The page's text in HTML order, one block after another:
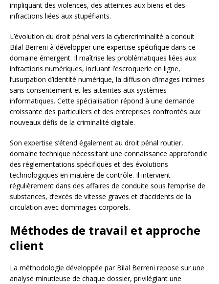
impliquant des violences, des atteintes aux biens et des
infractions liées aux stupéfiants.
L’évolution du droit pénal vers la cybercriminalité a conduit
Bilal Berreni à développer une expertise spécifique dans ce
domaine émergent. Il maîtrise les problématiques liées aux
infractions numériques, incluant l’escroquerie en ligne,
l’usurpation d’identité numérique, la diffusion d’images intimes
sans consentement et les atteintes aux systèmes
informatiques. Cette spécialisation répond à une demande
croissante des particuliers et des entreprises confrontés aux
nouveaux défis de la criminalité digitale.
Son expertise s’étend également au droit pénal routier,
domaine technique nécessitant une connaissance approfondie
des réglementations spécifiques et des évolutions
technologiques en matière de contrôle. Il intervient
régulièrement dans des affaires de conduite sous l’emprise de
substances, d’excès de vitesse graves et d’accidents de la
circulation avec dommages corporels.
Méthodes de travail et approche
client
La méthodologie développée par Bilal Berreni repose sur une
analyse minutieuse de chaque dossier, privilégiant une